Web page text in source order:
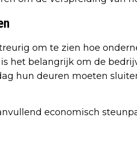
om te zien hoe
het belangrijk om de
hun deuren moeten
economisch